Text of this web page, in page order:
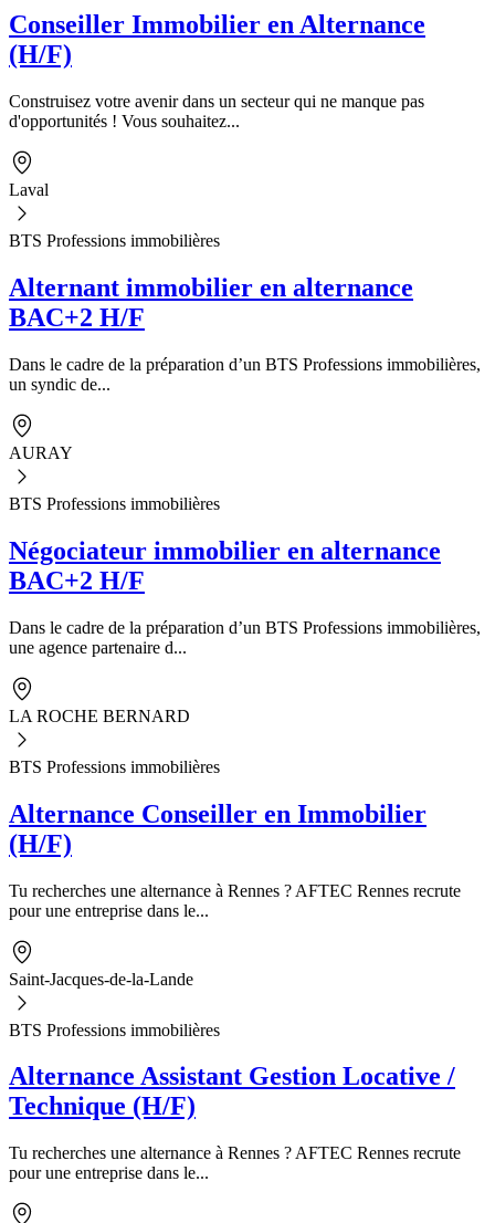
Conseiller Immobilier en Alternance
(H/F)
Construisez votre avenir dans un secteur qui ne manque pas
d'opportunités ! Vous souhaitez...
Laval
BTS Professions immobilières
Alternant immobilier en alternance
BAC+2 H/F
Dans le cadre de la préparation d’un BTS Professions immobilières,
un syndic de...
AURAY
BTS Professions immobilières
Négociateur immobilier en alternance
BAC+2 H/F
Dans le cadre de la préparation d’un BTS Professions immobilières,
une agence partenaire d...
LA ROCHE BERNARD
BTS Professions immobilières
Alternance Conseiller en Immobilier
(H/F)
Tu recherches une alternance à Rennes ? AFTEC Rennes recrute
pour une entreprise dans le...
Saint-Jacques-de-la-Lande
BTS Professions immobilières
Alternance Assistant Gestion Locative /
Technique (H/F)
Tu recherches une alternance à Rennes ? AFTEC Rennes recrute
pour une entreprise dans le...